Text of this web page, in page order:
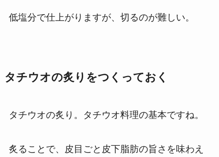
低塩分で仕上がりますが、切るのが難しい。
タチウオの炙りをつくっておく
タチウオの炙り。タチウオ料理の基本ですね。
炙ることで、皮目ごと皮下脂肪の旨さを味わえ